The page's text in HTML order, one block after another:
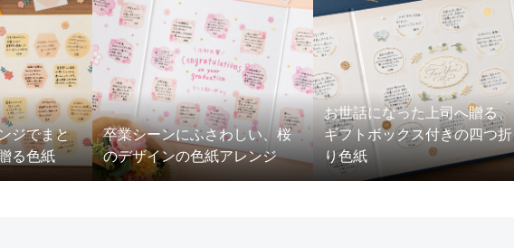
ジでまと
る色紙
卒業シーンにふさわしい、桜
のデザインの色紙アレンジ
お世話になった上司へ贈る、
ギフトボックス付きの四つ折
り色紙